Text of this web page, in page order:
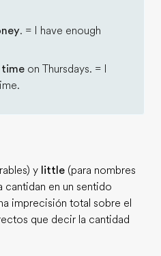
. = I have enough
on Thursdays. = I
y little (para nombres
cantidan en un sentido
imprecisión total sobre el
que decir la cantidad